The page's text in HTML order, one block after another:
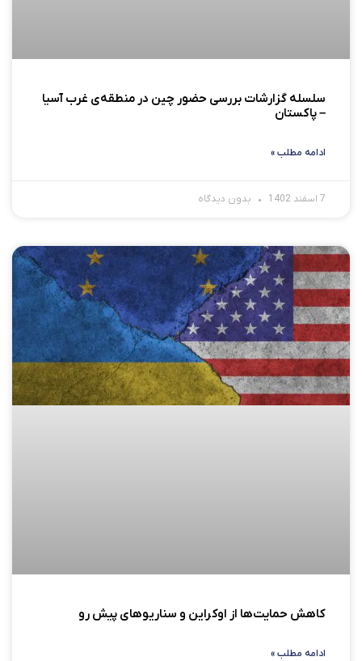
سلسله گزارشات بررسی حضور چین در منطقه‌ی غرب آسیا
– پاکستان
ادامه مطلب »
7 اسفند 1402 بدون دیدگاه
کاهش حمایت‌ها از اوکراین و سناریوهای پیش رو
ادامه مطلب »